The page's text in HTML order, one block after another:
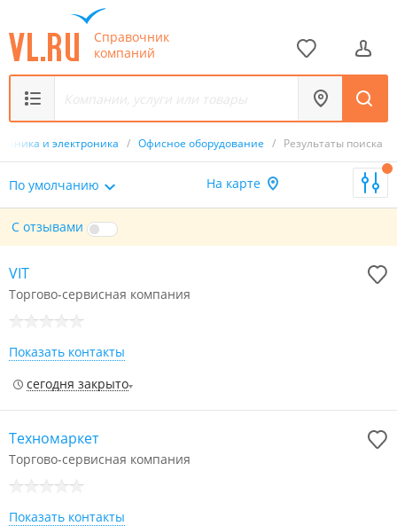
Справочник
компаний
и электроника / Офисное оборудование / Результаты поиска
По умолчанию На карте
С отзывами
VIT
Торгово-сервисная компания
Показать контакты
сегодня закрыто
Техномаркет
Торгово-сервисная компания
Показать контакты